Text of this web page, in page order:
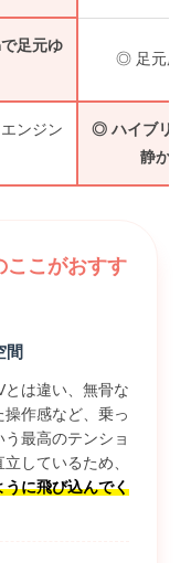
足元ゆ
◎ 足元広
ンジン
◎ ハイブリッ
静か
ここがおすす
間
は違い、無骨な
作感など、乗っ
最高のテンショ
しているため、
うに飛び込んでく